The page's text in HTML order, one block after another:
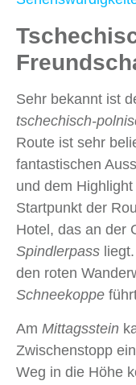
Sehr bekannt ist
tschechisch-
Route ist sehr
fantastischen
und dem
Startpunkt der
Hotel, das an der
Spindlerpass
den roten
Schneekoppe
Am Mittagsstein
Zwischenstopp
Weg in die Höhe